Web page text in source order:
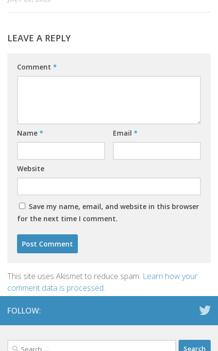
LEAVE A REPLY
Comment *
Name * Email *
Website
Save my name, email, and website in this browser
for the next time I comment.
This site uses Akismet to reduce spam. Learn how your
comment data is processed.
FOLLOW:
Search